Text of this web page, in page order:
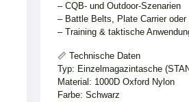
– CQB- und Outdoor-Szenarien
– Battle Belts, Plate Carrier oder
– Training & taktische
📏 Technische Daten
Typ: Einzelmagazintasche
Material: 1000D Oxford Nylon
Farbe: Schwarz